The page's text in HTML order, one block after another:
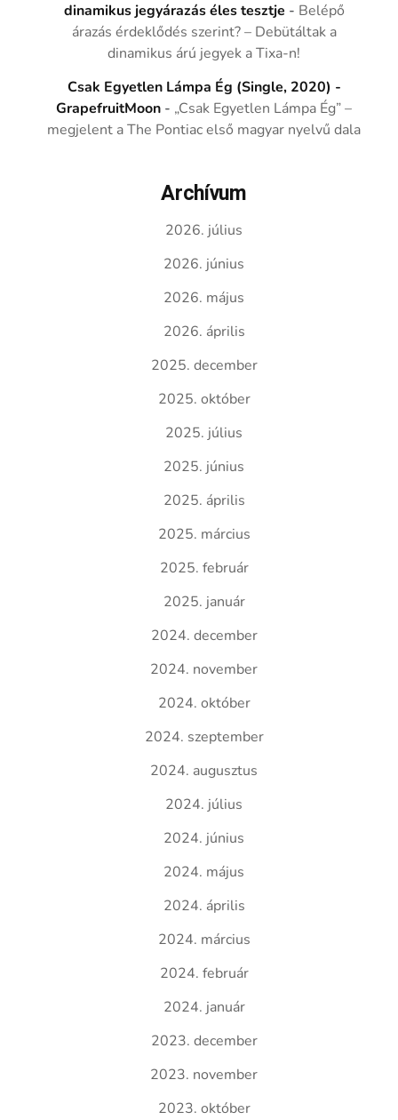
dinamikus jegyárazás éles tesztje - Belépő
árazás érdeklődés szerint? – Debütáltak a
dinamikus árú jegyek a Tixa-n!
Csak Egyetlen Lámpa Ég (Single, 2020) -
GrapefruitMoon - „Csak Egyetlen Lámpa Ég” –
megjelent a The Pontiac első magyar nyelvű dala
Archívum
2026. július
2026. június
2026. május
2026. április
2025. december
2025. október
2025. július
2025. június
2025. április
2025. március
2025. február
2025. január
2024. december
2024. november
2024. október
2024. szeptember
2024. augusztus
2024. július
2024. június
2024. május
2024. április
2024. március
2024. február
2024. január
2023. december
2023. november
2023. október